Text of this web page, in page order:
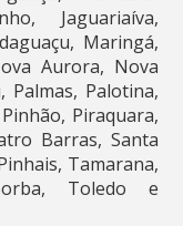
Jaguariaíva,
Maringá,
Aurora, Nova
Palmas, Palotina,
Piraquara,
Barras, Santa
Tamarana,
Toledo e